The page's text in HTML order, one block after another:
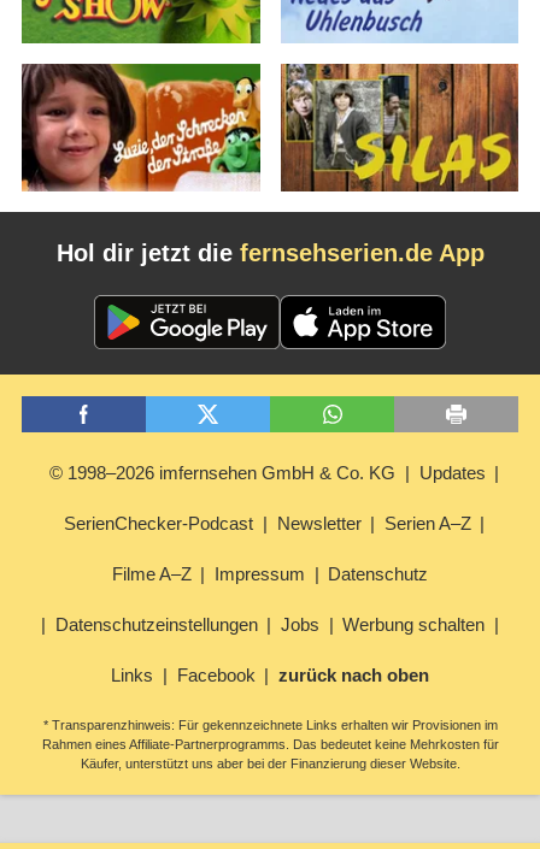
Hol dir jetzt die fernsehserien.de App
© 1998–2026 imfernsehen GmbH & Co. KG Updates
SerienChecker-Podcast Newsletter Serien A–Z
Filme A–Z Impressum Datenschutz
Datenschutzeinstellungen Jobs Werbung schalten
Links Facebook zurück nach oben
* Transparenzhinweis: Für gekennzeichnete Links erhalten wir Provisionen im
Rahmen eines Affiliate-Partnerprogramms. Das bedeutet keine Mehrkosten für
Käufer, unterstützt uns aber bei der Finanzierung dieser Website.